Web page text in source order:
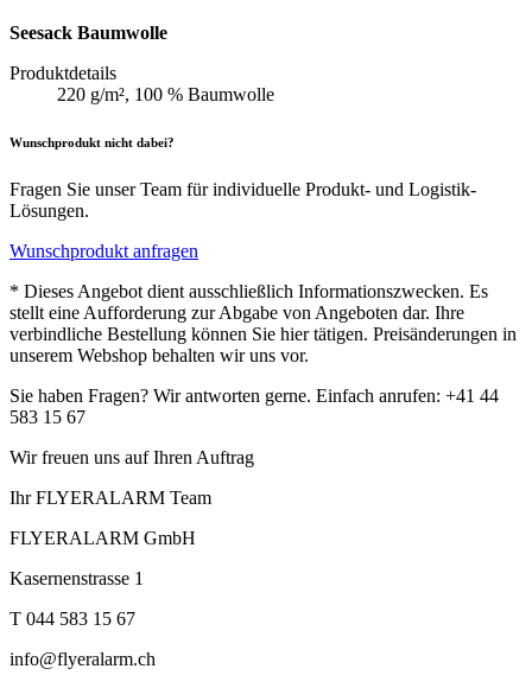
Seesack Baumwolle
Produktdetails
220 g/m², 100 % Baumwolle
Wunschprodukt nicht dabei?
Fragen Sie unser Team für individuelle Produkt- und Logistik-
Lösungen.
Wunschprodukt anfragen
* Dieses Angebot dient ausschließlich Informationszwecken. Es
stellt eine Aufforderung zur Abgabe von Angeboten dar. Ihre
verbindliche Bestellung können Sie hier tätigen. Preisänderungen in
unserem Webshop behalten wir uns vor.
Sie haben Fragen? Wir antworten gerne. Einfach anrufen: +41 44
583 15 67
Wir freuen uns auf Ihren Auftrag
Ihr FLYERALARM Team
FLYERALARM GmbH
Kasernenstrasse 1
T 044 583 15 67
info@flyeralarm.ch